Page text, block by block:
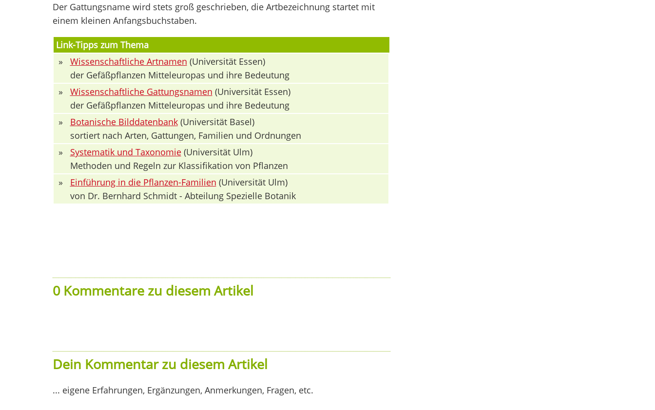
Der Gattungsname wird stets groß geschrieben, die Artbezeichnung startet mit
einem kleinen Anfangsbuchstaben.
Link-Tipps zum Thema
»
Wissenschaftliche Artnamen (Universität Essen)
der Gefäßpflanzen Mitteleuropas und ihre Bedeutung
»
Wissenschaftliche Gattungsnamen (Universität Essen)
der Gefäßpflanzen Mitteleuropas und ihre Bedeutung
»
Botanische Bilddatenbank(Universität Basel)
sortiert nach Arten, Gattungen, Familien und Ordnungen
»
Systematik und Taxonomie(Universität Ulm)
Methoden und Regeln zur Klassifikation von Pflanzen
»
Einführung in die Pflanzen-Familien (Universität Ulm)
von Dr. Bernhard Schmidt - Abteilung Spezielle Botanik
0 Kommentare zu diesem Artikel
Dein Kommentar zu diesem Artikel
... eigene Erfahrungen, Ergänzungen, Anmerkungen, Fragen, etc.